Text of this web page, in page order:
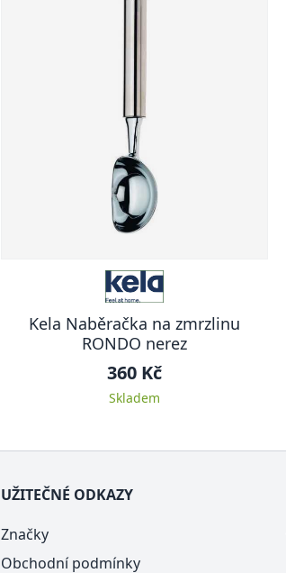
Kela Naběračka na zmrzlinu
RONDO nerez
360 Kč
Skladem
UŽITEČNÉ ODKAZY
Značky
Obchodní podmínky